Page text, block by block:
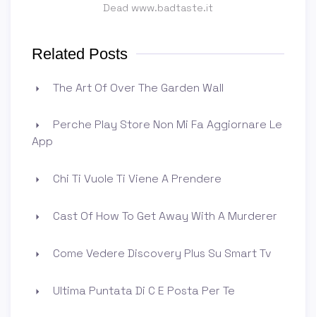
Dead www.badtaste.it
Related Posts
The Art Of Over The Garden Wall
Perche Play Store Non Mi Fa Aggiornare Le
App
Chi Ti Vuole Ti Viene A Prendere
Cast Of How To Get Away With A Murderer
Come Vedere Discovery Plus Su Smart Tv
Ultima Puntata Di C E Posta Per Te